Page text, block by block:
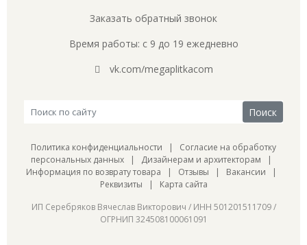
Заказать обратный звонок
Время работы: с 9 до 19 ежедневно
vk.com/megaplitkacom
Политика конфиденциальности | Согласие на обработку
персональных данных | Дизайнерам и архитекторам |
Информация по возврату товара | Отзывы | Вакансии |
Реквизиты | Карта сайта
ИП Серебряков Вячеслав Викторович / ИНН 501201511709 /
ОГРНИП 324508100061091